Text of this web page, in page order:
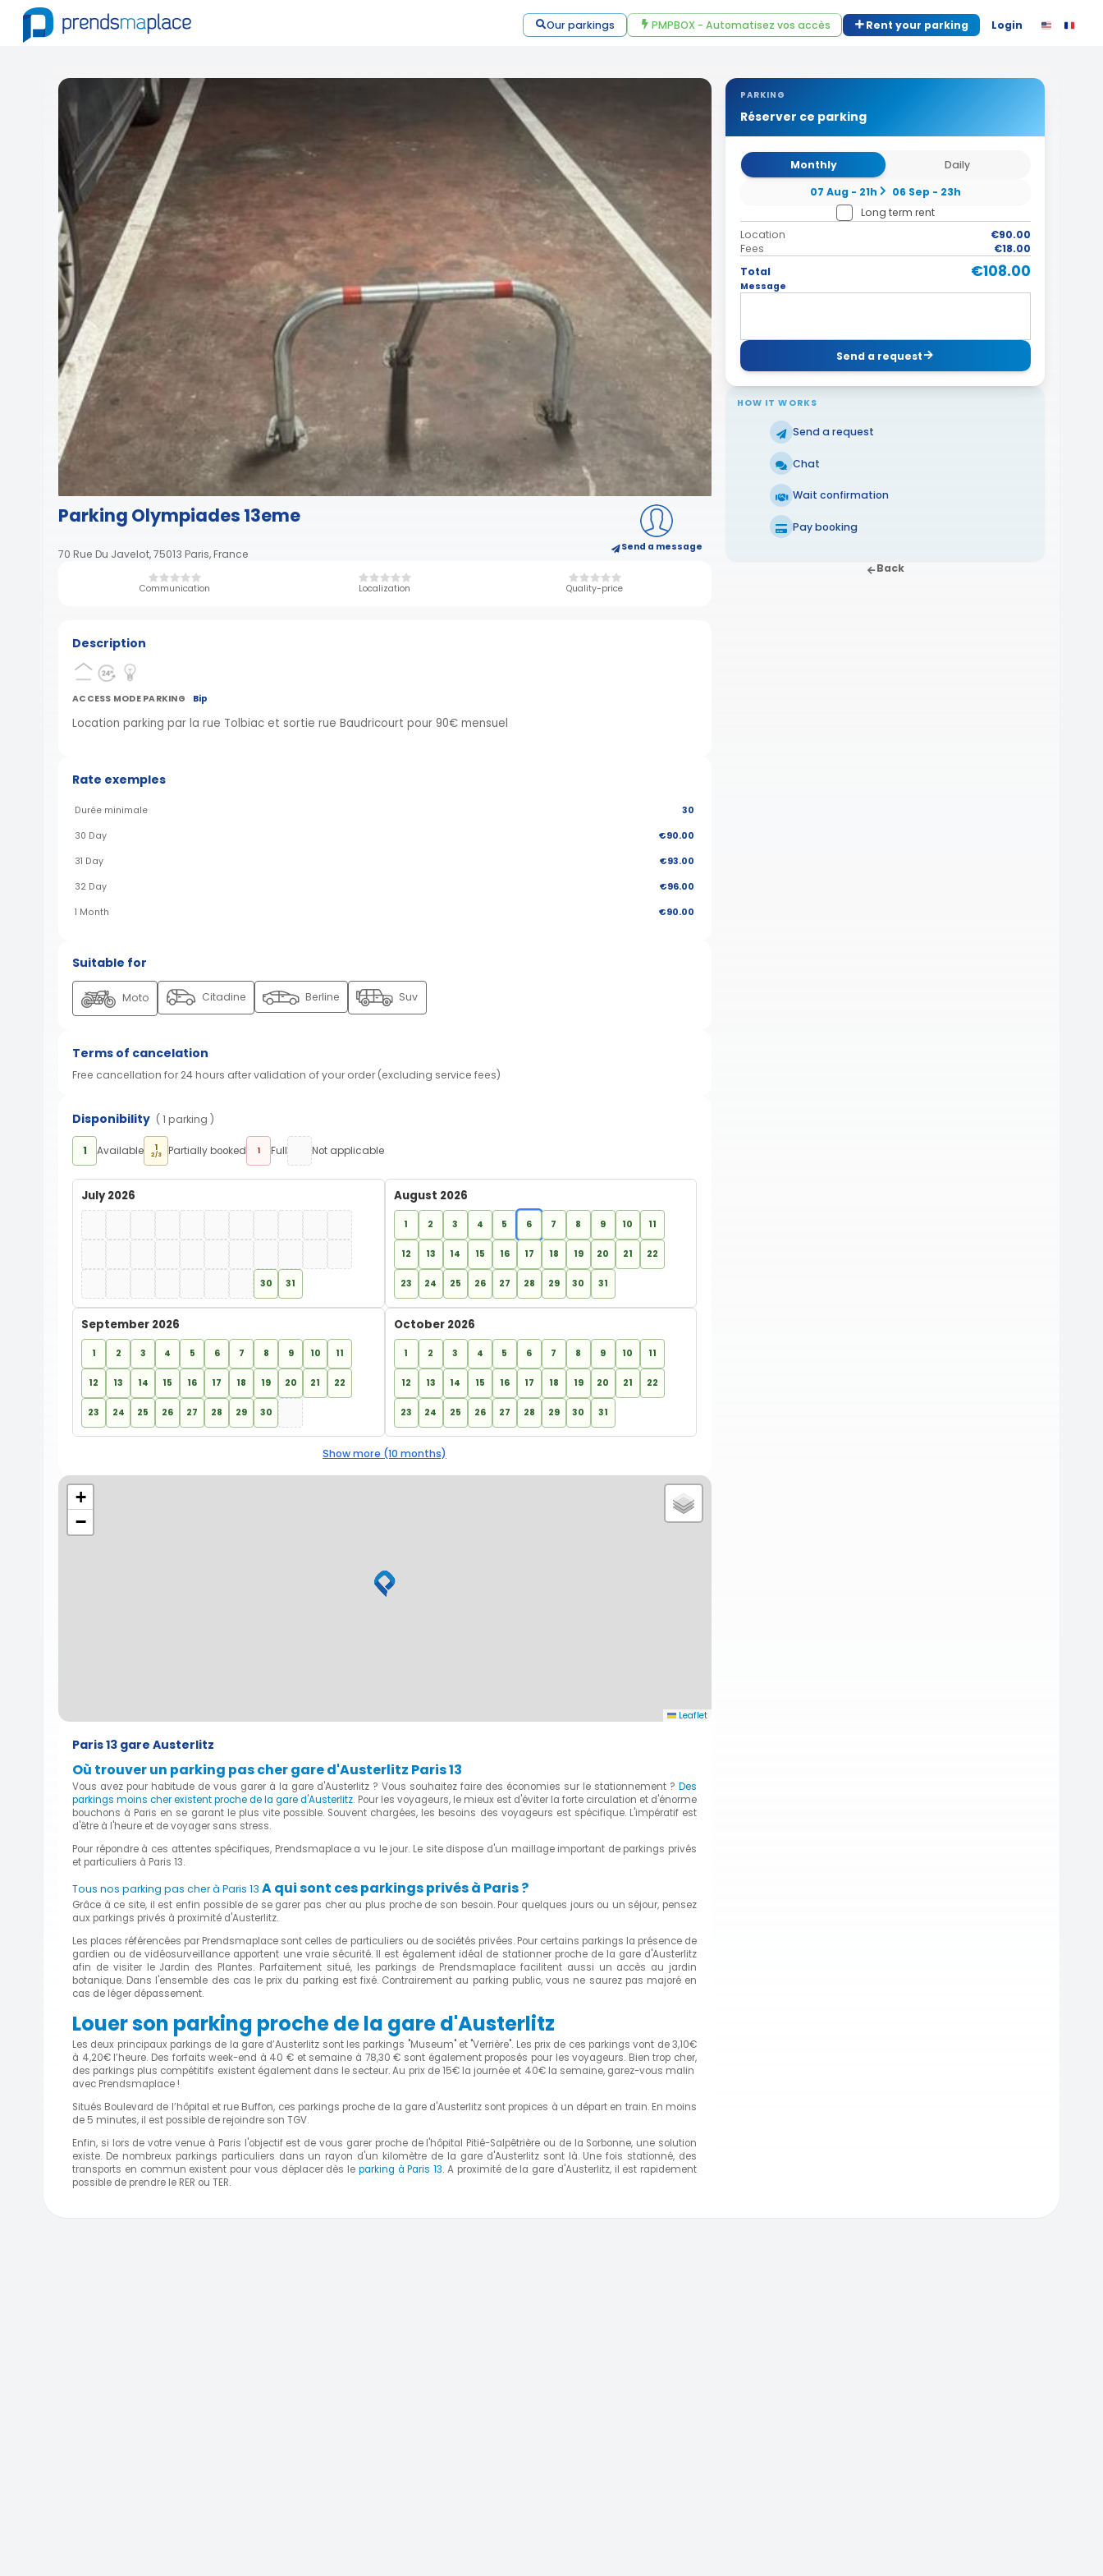
Our parkings PMPBOX - Automatisez vos accès Rent your parking Login
Parking Olympiades 13eme
70 Rue Du Javelot, 75013 Paris, France Send a message
Communication Localization Quality-price
PARKING
Réserver ce parking
Monthly
Daily
07 Aug - 21h
06 Sep - 23h
Long term rent
Location
€90.00
Fees
€18.00
Total
€108.00
Message
Send a request
HOW IT WORKS
Send a request
Chat
Wait confirmation
Pay booking
Back
Description
ACCESS MODE PARKING Bip
Location parking par la rue Tolbiac et sortie rue Baudricourt pour 90€ mensuel
Rate exemples
Durée minimale 30
30 Day €90.00
31 Day €93.00
32 Day €96.00
1 Month €90.00
Suitable for
Moto Citadine Berline Suv
Terms of cancelation
Free cancellation for 24 hours after validation of your order (excluding service fees)
Disponibility ( 1 parking )
1 Available 1
2/3 Partially booked 1 Full Not applicable
July 2026
30 31
August 2026
1 2 3 4 5 6 7 8 9 10 11
12 13 14 15 16 17 18 19 20 21 22
23 24 25 26 27 28 29 30 31
September 2026
1 2 3 4 5 6 7 8 9 10 11
12 13 14 15 16 17 18 19 20 21 22
23 24 25 26 27 28 29 30
October 2026
1 2 3 4 5 6 7 8 9 10 11
12 13 14 15 16 17 18 19 20 21 22
23 24 25 26 27 28 29 30 31
Show more (10 months)
+
−
Leaflet
Paris 13 gare Austerlitz
Où trouver un parking pas cher gare d'Austerlitz Paris 13
Vous avez pour habitude de vous garer à la gare d'Austerlitz ? Vous souhaitez faire des économies sur le stationnement ?Des
parkings moins cher existent proche de la gare d'Austerlitz. Pour les voyageurs, le mieux est d'éviter la forte circulation et d'énorme
bouchons à Paris en se garant le plus vite possible. Souvent chargées, les besoins des voyageurs est spécifique. L'impératif est
d'être à l'heure et de voyager sans stress.
Pour répondre à ces attentes spécifiques, Prendsmaplace a vu le jour. Le site dispose d'un maillage important de parkings privés
et particuliers à Paris 13.
Tous nos parking pas cher à Paris 13 A qui sont ces parkings privés à Paris ?
Grâce à ce site, il est enfin possible de se garer pas cher au plus proche de son besoin. Pour quelques jours ou un séjour, pensez
aux parkings privés à proximité d'Austerlitz.
Les places référencées par Prendsmaplace sont celles de particuliers ou de sociétés privées. Pour certains parkings la présence de
gardien ou de vidéosurveillance apportent une vraie sécurité. Il est également idéal de stationner proche de la gare d'Austerlitz
afin de visiter le Jardin des Plantes. Parfaitement situé, les parkings de Prendsmaplace facilitent aussi un accès au jardin
botanique. Dans l'ensemble des cas le prix du parking est fixé. Contrairement au parking public, vous ne saurez pas majoré en
cas de léger dépassement.
Louer son parking proche de la gare d'Austerlitz
Les deux principaux parkings de la gare d’Austerlitz sont les parkings "Museum" et "Verrière". Les prix de ces parkings vont de 3,10€
à 4,20€ l’heure. Des forfaits week-end à 40 € et semaine à 78,30 € sont également proposés pour les voyageurs. Bien trop cher,
des parkings plus compétitifs existent également dans le secteur. Au prix de 15€ la journée et 40€ la semaine, garez-vous malin
avec Prendsmaplace !
Situés Boulevard de l’hôpital et rue Buffon, ces parkings proche de la gare d'Austerlitz sont propices à un départ en train. En moins
de 5 minutes, il est possible de rejoindre son TGV.
Enfin, si lors de votre venue à Paris l'objectif est de vous garer proche de l'hôpital Pitié-Salpêtrière ou de la Sorbonne, une solution
existe. De nombreux parkings particuliers dans un rayon d'un kilomètre de la gare d'Austerlitz sont là. Une fois stationné, des
transports en commun existent pour vous déplacer dès le parking à Paris 13. A proximité de la gare d'Austerlitz, il est rapidement
possible de prendre le RER ou TER.